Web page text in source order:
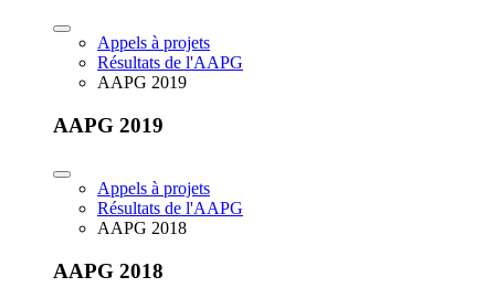
Appels à projets
Résultats de l'AAPG
AAPG 2019
AAPG 2019
Appels à projets
Résultats de l'AAPG
AAPG 2018
AAPG 2018